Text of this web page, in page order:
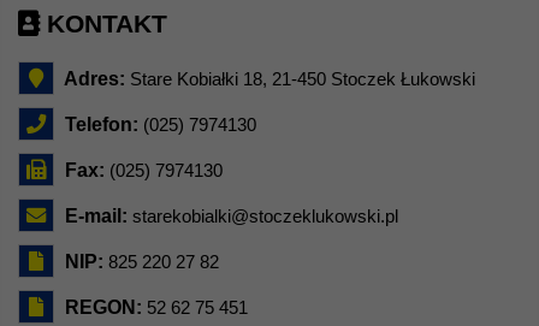
KONTAKT
Adres: Stare Kobiałki 18, 21-450 Stoczek Łukowski
Telefon: (025) 7974130
Fax: (025) 7974130
E-mail: starekobialki@stoczeklukowski.pl
NIP: 825 220 27 82
REGON: 52 62 75 451